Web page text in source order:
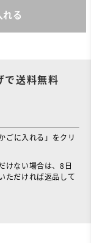
る
で送料無料
ごに入れる」をクリ
けない場合は、8日
ただければ返品して